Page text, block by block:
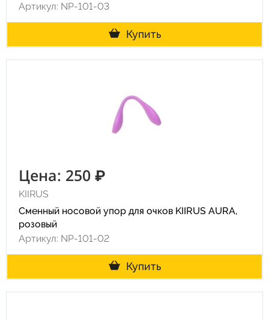
Артикул: NP-101-03
Купить
Цена: 250 ₽
KIIRUS
Сменный носовой упор для очков KIIRUS AURA,
розовый
Артикул: NP-101-02
Купить